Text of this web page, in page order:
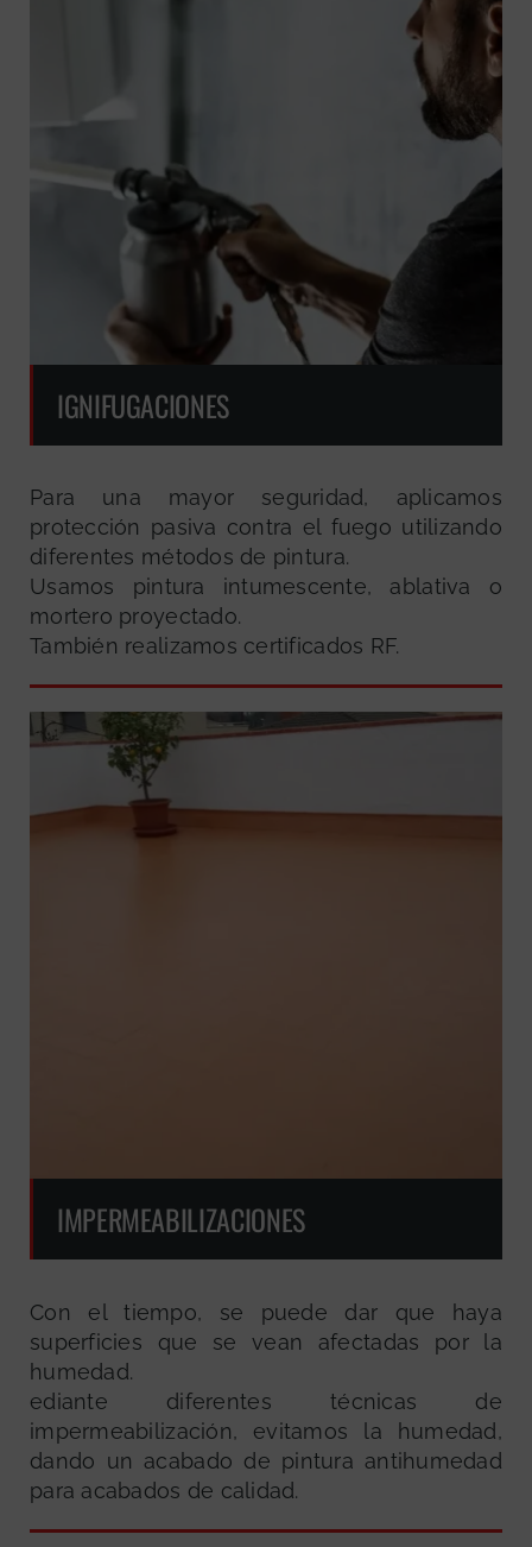
IGNIFUGACIONES
Para una mayor seguridad, aplicamos
protección pasiva contra el fuego utilizando
diferentes métodos de pintura.
Usamos pintura intumescente, ablativa o
mortero proyectado.
También realizamos certificados RF.
IMPERMEABILIZACIONES
Con el tiempo, se puede dar que haya
superficies que se vean afectadas por la
humedad.
ediante diferentes técnicas de
impermeabilización, evitamos la humedad,
dando un acabado de pintura antihumedad
para acabados de calidad.